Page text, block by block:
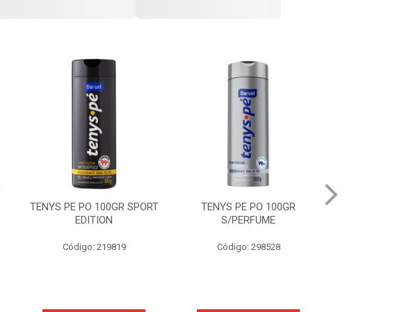
TENYS PE PO 100GR SPORT
EDITION
Código: 219819
TENYS PE PO 100GR
S/PERFUME
Código: 298528